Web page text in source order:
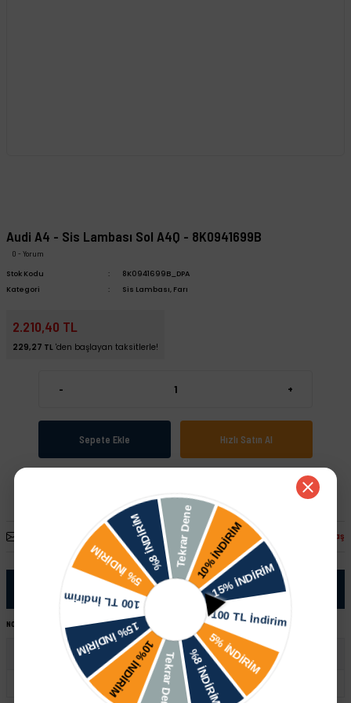
Audi A4 - Sis Lambası Sol A4Q - 8K0941699B
0 - Yorum
Stok Kodu
8K0941699B_DPA
Kategori
Sis Lambası, Farı
2.210,40 TL
229,27 TL 'den başlayan taksitlerle!
- +
Sepete Ekle Hızlı Satın Al
Arkadaşına Öner Fiyatı Düşünce Haber Ver Paylaş
Ürün Bilgisi
NOT: Ürünü satın almadan önce şase numaranız ile sipariş hattımızdan kontrol ettirmeniz tavsiye edilir.
Audi